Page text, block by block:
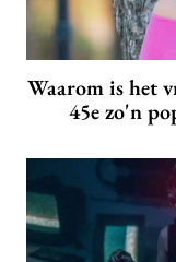
Waarom is het
45e zo'n